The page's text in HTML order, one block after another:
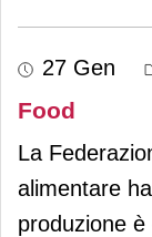
27 Gen
Food
La
alimentare
produzione